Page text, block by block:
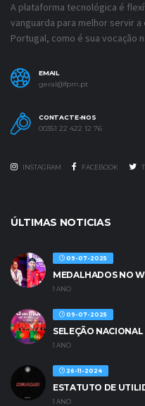
A plataforma tecnológica é
vanguarda para melhor servir
Portugal, como é sua vocação
EMAIL
geral@fpm.pt
CONTACTE-NOS
00351 22 422 12 76
INSTAGRAM FACEBOOK
ÚLTIMAS NOTICIAS
09-07-2025
MEDALHADOS NO
1 ANO
09-07-2025
SELEÇÃO
1 ANO
26-11-2024
ESTATUTO DE
1 ANO